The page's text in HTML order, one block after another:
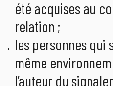
été acquises au
relation ;
les personnes qui
même
l’auteur du